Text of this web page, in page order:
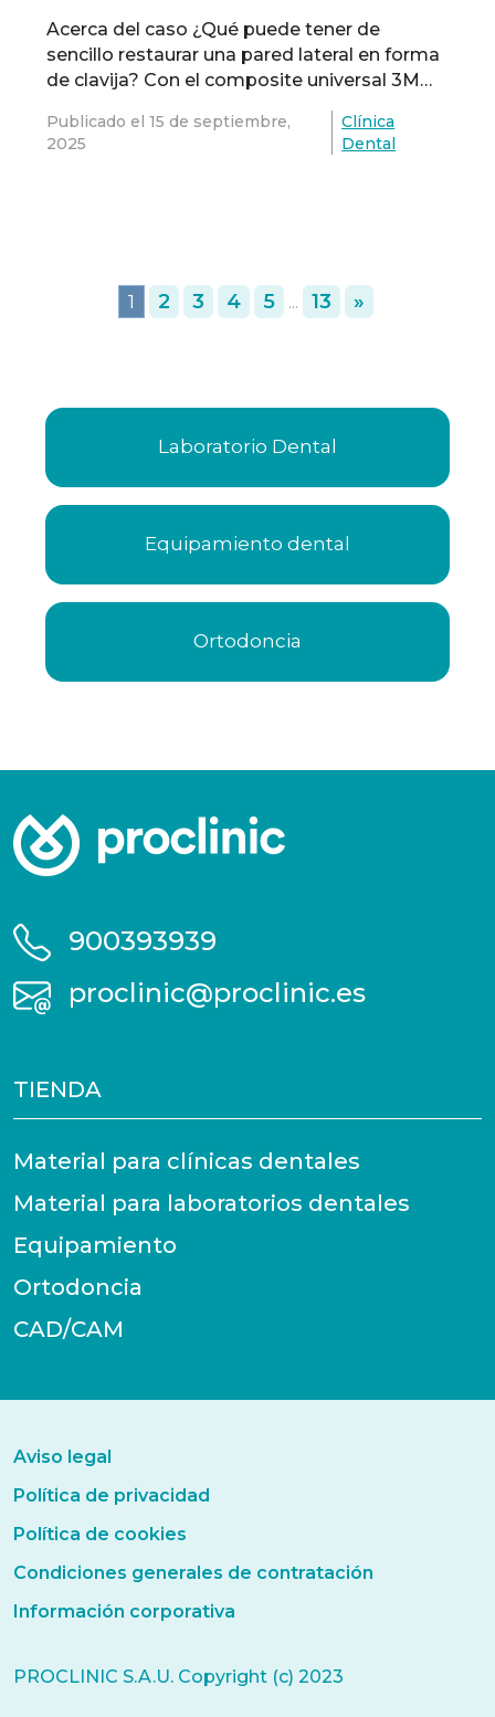
Acerca del caso ¿Qué puede tener de
sencillo restaurar una pared lateral en forma
de clavija? Con el composite universal 3M™
la forma, el contorno y la anatomía, al
mismo tiempo que se logra un resultado
Publicado el 15 de septiembre,
2025
Clínica
Dental
1 2 3 4 5 ... 13 »
Laboratorio Dental
Equipamiento dental
Ortodoncia
900393939
proclinic@proclinic.es
TIENDA
Material para clínicas dentales
Material para laboratorios dentales
Equipamiento
Ortodoncia
CAD/CAM
Aviso legal
Política de privacidad
Política de cookies
Condiciones generales de contratación
Información corporativa
PROCLINIC S.A.U. Copyright (c) 2023